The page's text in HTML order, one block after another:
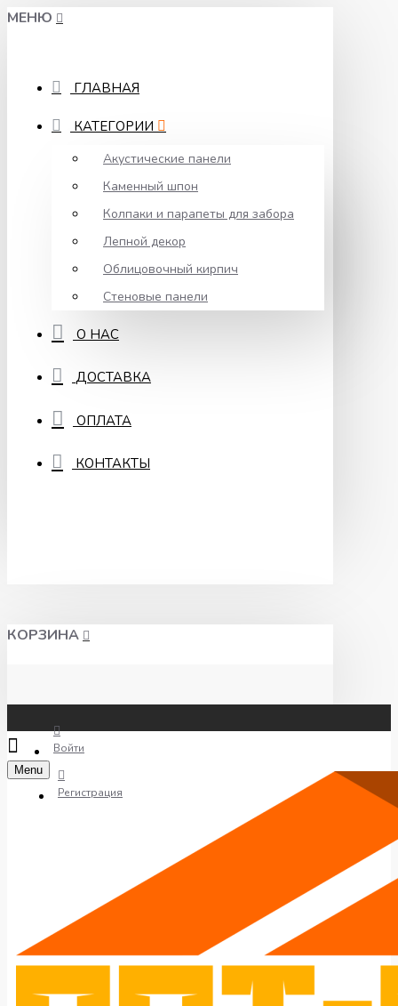
МЕНЮ
ГЛАВНАЯ
КАТЕГОРИИ
Акустические панели
Каменный шпон
Колпаки и парапеты для забора
Лепной декор
Облицовочный кирпич
Стеновые панели
О НАС
ДОСТАВКА
ОПЛАТА
КОНТАКТЫ
КОРЗИНА
Войти
Регистрация
Menu